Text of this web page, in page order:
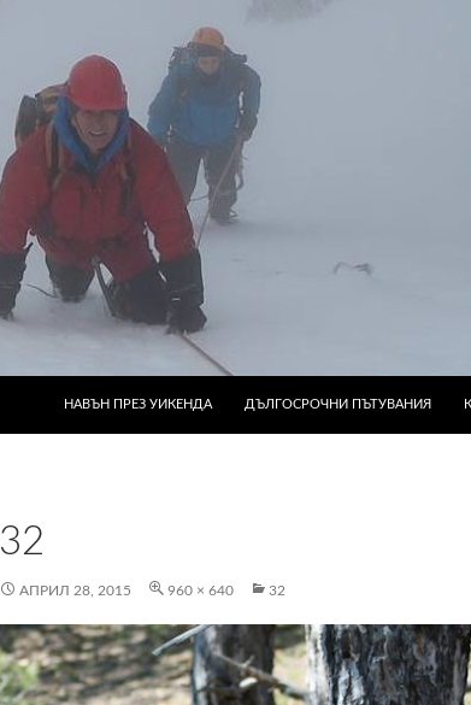
НАВЪН ПРЕЗ УИКЕНДА
ДЪЛГОСРОЧНИ ПЪТУВАНИЯ
32
АПРИЛ 28, 2015 960 × 640 32